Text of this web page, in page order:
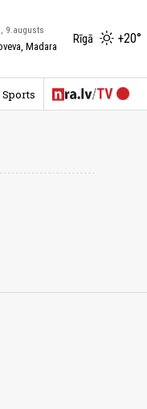
9.augusts
Madara
Rīgā +20°
Sports